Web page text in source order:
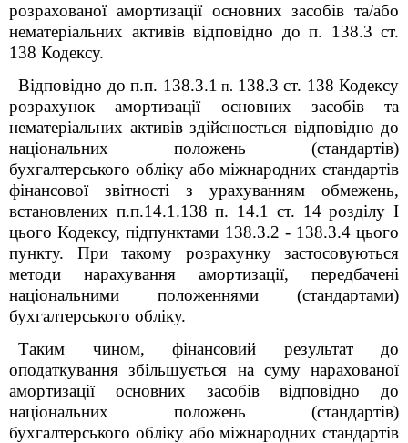
розрахованої амортизації основних засобів та/або
нематеріальних активів відповідно до п. 138.3 ст.
138 Кодексу.
Відповідно до п.п. 138.3.1 п. 138.3 ст. 138 Кодексу
розрахунок амортизації основних засобів та
нематеріальних активів здійснюється відповідно до
національних положень (стандартів)
бухгалтерського обліку або міжнародних стандартів
фінансової звітності з урахуванням обмежень,
встановлених п.п.14.1.138 п. 14.1 ст. 14 розділу I
цього Кодексу, підпунктами 138.3.2 - 138.3.4 цього
пункту. При такому розрахунку застосовуються
методи нарахування амортизації, передбачені
національними положеннями (стандартами)
бухгалтерського обліку.
Таким чином, фінансовий результат до
оподаткування збільшується на суму нарахованої
амортизації основних засобів
відповідно до
національних положень (стандартів)
бухгалтерського обліку або міжнародних стандартів